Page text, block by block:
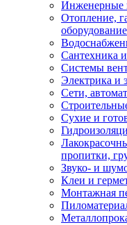
Инженерные
Отопление,
оборудование
Сантехника
Системы
Электрика и
Сети,
Сухие и
пропитки,
Звуко- и
Клеи и
Монтажная